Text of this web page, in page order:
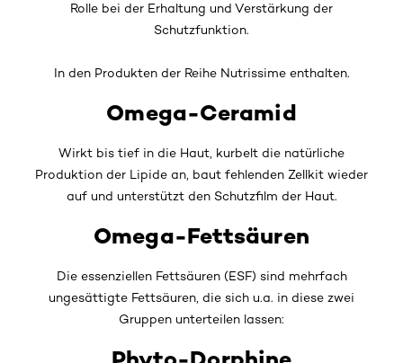
Rolle bei der Erhaltung und Verstärkung der
Schutzfunktion.
In den Produkten der Reihe Nutrissime enthalten.
Omega-Ceramid
Wirkt bis tief in die Haut, kurbelt die natürliche
Produktion der Lipide an, baut fehlenden Zellkit wieder
auf und unterstützt den Schutzfilm der Haut.
Omega-Fettsäuren
Die essenziellen Fettsäuren (ESF) sind mehrfach
ungesättigte Fettsäuren, die sich u.a. in diese zwei
Gruppen unterteilen lassen: